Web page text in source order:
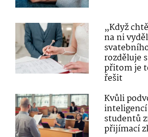
„Když
na ni
rozděluje
přitom je
řešit
Kvůli
studentů
přijímací